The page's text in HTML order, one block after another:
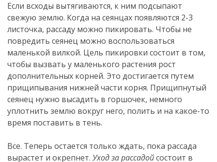
Если всходы вытягиваются, к ним подсыпают
свежую землю. Когда на сеянцах появляются 2-3
листочка, рассаду можно пикировать. Чтобы не
повредить сеянец можно воспользоваться
маленькой вилкой. Цель пикировки состоит в том,
чтобы вызвать у маленького растения рост
дополнительных корней. Это достигается путем
прищипывания нижней части корня. Прищипнутый
сеянец нужно высадить в горшочек, немного
уплотнить землю вокруг него, полить и на какое-то
время поставить в тень.
Все. Теперь остается только ждать, пока рассада
вырастет и окрепнет. Уход за рассадойсостоит в